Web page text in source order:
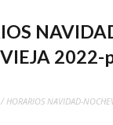
2022-
/ HORARIOS NAVIDAD-